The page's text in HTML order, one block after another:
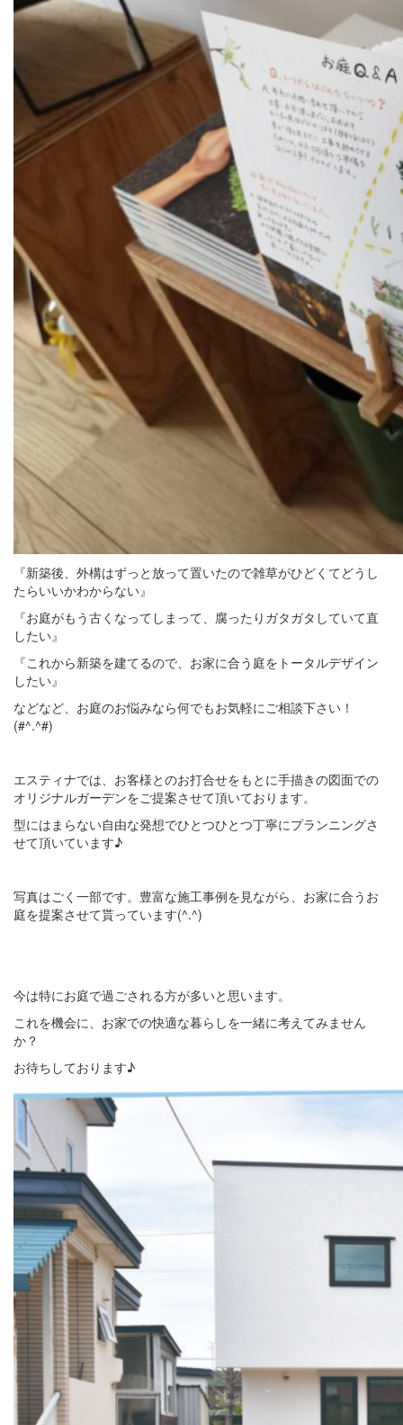
『新築後、外構はずっと放って置いたので雑草がひどくてどうし
たらいいかわからない』
『お庭がもう古くなってしまって、腐ったりガタガタしていて直
したい』
『これから新築を建てるので、お家に合う庭をトータルデザイン
したい』
などなど、お庭のお悩みなら何でもお気軽にご相談下さい！
(#^.^#)
エスティナでは、お客様とのお打合せをもとに手描きの図面での
オリジナルガーデンをご提案させて頂いております。
型にはまらない自由な発想でひとつひとつ丁寧にプランニングさ
せて頂いています♪
写真はごく一部です。豊富な施工事例を見ながら、お家に合うお
庭を提案させて貰っています(^.^)
今は特にお庭で過ごされる方が多いと思います。
これを機会に、お家での快適な暮らしを一緒に考えてみません
か？
お待ちしております♪